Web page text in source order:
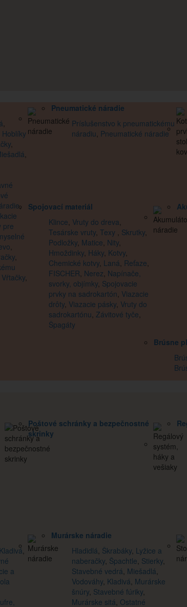
,
Hoblíky
,
,
,
pre
,
,
Vŕtačky,
Pneumatické náradie
Príslušenstvo k pneumatickému
náradiu, Pneumatické náradie
Spojovací materiál
Klince, Vruty do dreva,
Tesárske vruty, Texy , Skrutky,
Podložky, Matice, Nity,
Hmoždinky, Háky, Kotvy,
Chemické kotvy, Laná, Reťaze,
FISCHER, Nerez, Napínače,
svorky, objímky, Spojovacie
prvky na sadrokartón, Viazacie
drôty, Viazacie pásky, Vruty do
sadrokartónu, Závitové tyče,
Špagáty
Brúsne
Poštové schránky a bezpečnostné
skrinky
Kladivá,
a
Murárske náradie
Hladidlá, Škrabáky, Lyžice a
naberačky, Špachtle, Stierky,
Stavebné vedrá, Miešadlá,
Vodováhy, Kladivá, Murárske
šnúry, Stavebné fúriky,
Murárske sitá, Ostatné